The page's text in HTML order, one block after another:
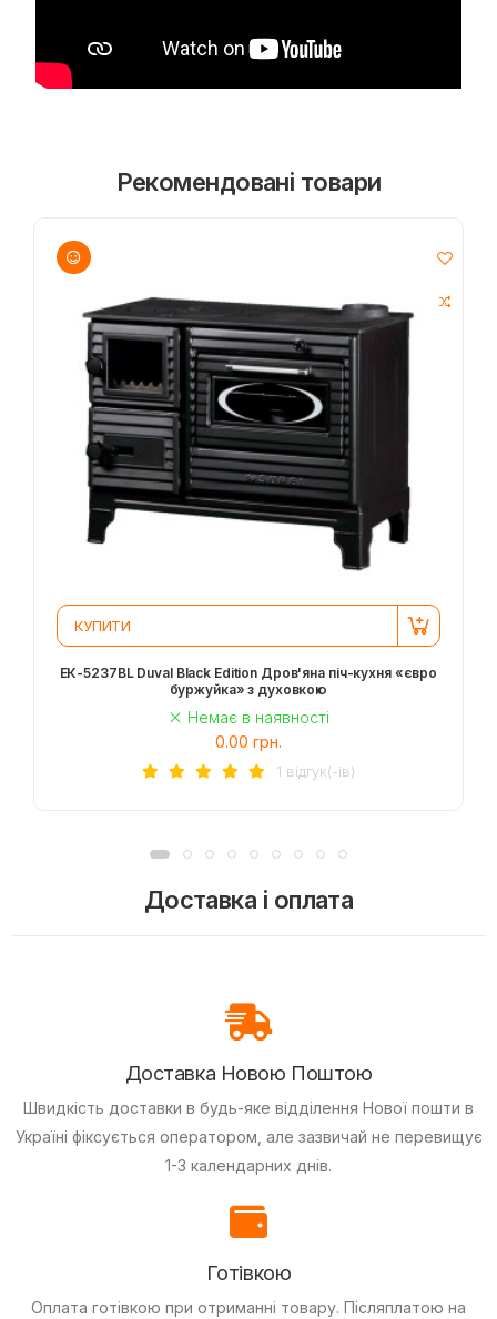
Рекомендовані товари
КУПИТИ
EК-5237BL Duval Black Edition Дров'яна піч-кухня «євро
буржуйка» з духовкою
Немає в наявності
0.00 грн.
1 вiдгук(-iв)
Доставка і оплата
Доставка Новою Поштою
Швидкість доставки в будь-яке відділення Нової пошти в
Україні фіксується оператором, але зазвичай не перевищує
1-3 календарних днів.
Готівкою
Оплата готівкою при отриманні товару. Післяплатою на